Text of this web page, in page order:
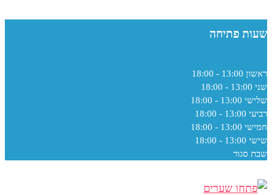
שעות פתיחה
ראשון 13:00 - 18:00
שני 13:00 - 18:00
שלישי 13:00 - 18:00
רביעי 13:00 - 18:00
חמישי 13:00 - 18:00
שישי 13:00 - 18:00
שבת סגור